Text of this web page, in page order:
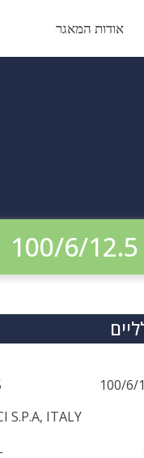
אודות המאגר
S.P.A, ITALY